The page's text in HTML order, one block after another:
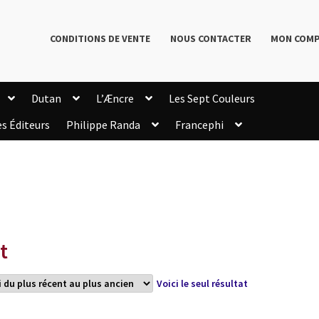
CONDITIONS DE VENTE NOUS CONTACTER MON
Dutan L’Æncre
Les Sept Couleurs
Éditeurs Philippe Randa
Francephi
Voici le seul résultat